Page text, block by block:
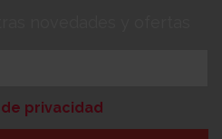
privacidad